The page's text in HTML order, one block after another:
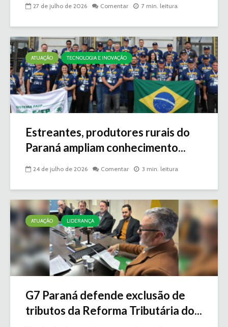
27 de julho de 2026 Comentar 7 min. leitura
ATUAÇÃO TECNOLOGIA E INOVAÇÃO
Estreantes, produtores rurais do
Paraná ampliam conhecimento...
24 de julho de 2026 Comentar 3 min. leitura
ATUAÇÃO LIDERANÇA
G7 Paraná defende exclusão de
tributos da Reforma Tributária do...